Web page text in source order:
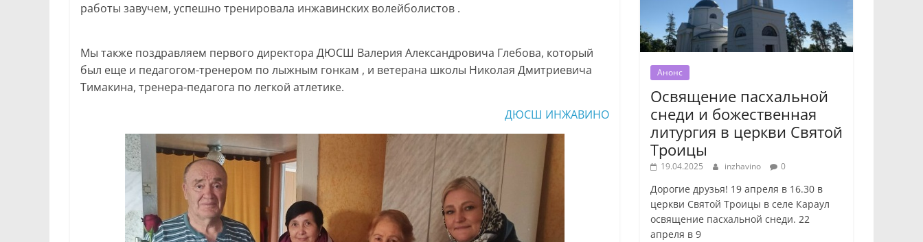
работы завучем, успешно тренировала инжавинских волейболистов .
Мы также поздравляем первого директора ДЮСШ Валерия Александровича Глебова, который
был еще и педагогом-тренером по лыжным гонкам , и ветерана школы Николая Дмитриевича
Тимакина, тренера-педагога по легкой атлетике.
ДЮСШ ИНЖАВИНО
Анонс
Освящение пасхальной
снеди и божественная
литургия в церкви Святой
Троицы
19.04.2025 inzhavino 0
Дорогие друзья! 19 апреля в 16.30 в
церкви Святой Троицы в селе Караул
освящение пасхальной снеди. 22
апреля в 9